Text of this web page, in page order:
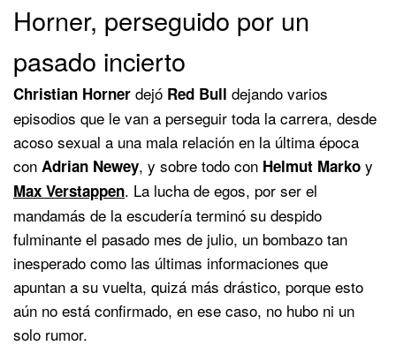
Horner, perseguido por un
pasado incierto
Christian Horner dejó Red Bull dejando varios
episodios que le van a perseguir toda la carrera, desde
acoso sexual a una mala relación en la última época
con Adrian Newey, y sobre todo con Helmut Marko y
Max Verstappen. La lucha de egos, por ser el
mandamás de la escudería terminó su despido
fulminante el pasado mes de julio, un bombazo tan
inesperado como las últimas informaciones que
apuntan a su vuelta, quizá más drástico, porque esto
aún no está confirmado, en ese caso, no hubo ni un
solo rumor.